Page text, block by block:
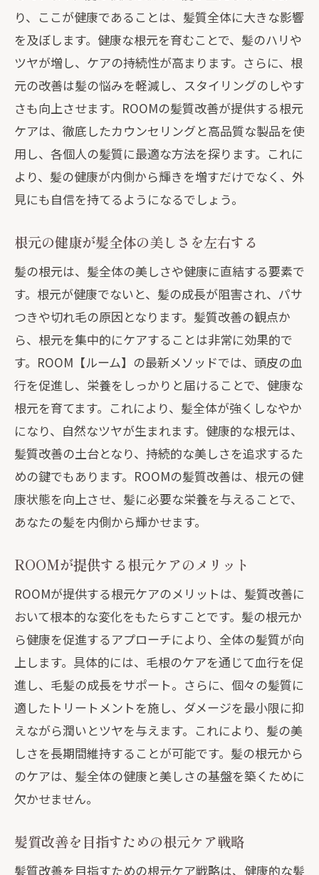
り、ここが健康であることは、髪質全体に大きな影響
を及ぼします。健康な根元を育むことで、髪のハリや
ツヤが増し、ケアの持続性が高まります。さらに、根
元の改善は髪の悩みを軽減し、スタイリングのしやす
さも向上させます。ROOMの髪質改善が提供する根元
ケアは、徹底したカウンセリングと高品質な製品を使
用し、各個人の髪質に最適な方法を探ります。これに
より、髪の健康が内側から輝きを増すだけでなく、外
見にも自信を持てるようになるでしょう。
根元の健康が髪全体の美しさを左右する
髪の根元は、髪全体の美しさや健康に直結する要素で
す。根元が健康でないと、髪の成長が阻害され、パサ
つきや切れ毛の原因となります。髪質改善の観点か
ら、根元を集中的にケアすることは非常に効果的で
す。ROOM【ルーム】の最新メソッドでは、頭皮の血
行を促進し、栄養をしっかりと届けることで、健康な
根元を育てます。これにより、髪全体が強くしなやか
になり、自然なツヤが生まれます。健康的な根元は、
髪質改善の土台となり、持続的な美しさを追求するた
めの鍵でもあります。ROOMの髪質改善は、根元の健
康状態を向上させ、髪に必要な栄養を与えることで、
あなたの髪を内側から輝かせます。
ROOMが提供する根元ケアのメリット
ROOMが提供する根元ケアのメリットは、髪質改善に
おいて根本的な変化をもたらすことです。髪の根元か
ら健康を促進するアプローチにより、全体の髪質が向
上します。具体的には、毛根のケアを通じて血行を促
進し、毛髪の成長をサポート。さらに、個々の髪質に
適したトリートメントを施し、ダメージを最小限に抑
えながら潤いとツヤを与えます。これにより、髪の美
しさを長期間維持することが可能です。髪の根元から
のケアは、髪全体の健康と美しさの基盤を築くために
欠かせません。
髪質改善を目指すための根元ケア戦略
髪質改善を目指すための根元ケア戦略は、健康的な髪